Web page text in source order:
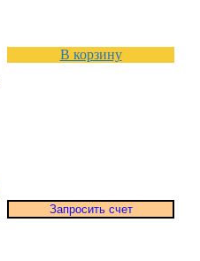
В корзину
Запросить счет